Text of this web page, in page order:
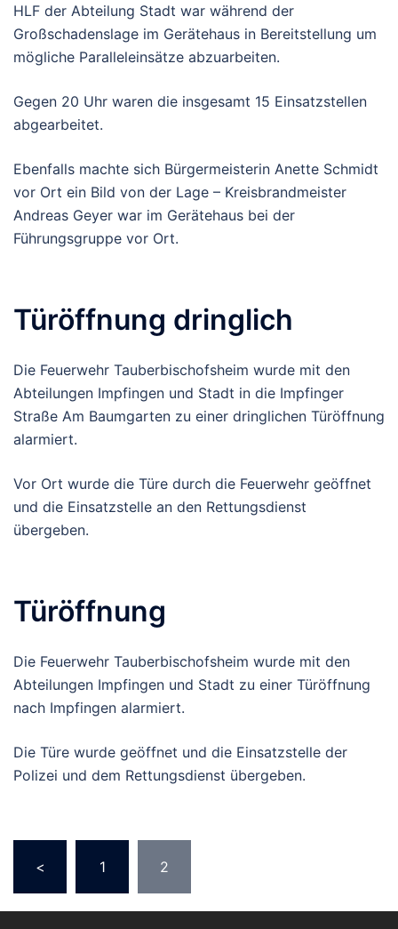
HLF der Abteilung Stadt war während der
Großschadenslage im Gerätehaus in Bereitstellung um
mögliche Paralleleinsätze abzuarbeiten.
Gegen 20 Uhr waren die insgesamt 15 Einsatzstellen
abgearbeitet.
Ebenfalls machte sich Bürgermeisterin Anette Schmidt
vor Ort ein Bild von der Lage – Kreisbrandmeister
Andreas Geyer war im Gerätehaus bei der
Führungsgruppe vor Ort.
Türöffnung dringlich
Die Feuerwehr Tauberbischofsheim wurde mit den
Abteilungen Impfingen und Stadt in die Impfinger
Straße Am Baumgarten zu einer dringlichen Türöffnung
alarmiert.
Vor Ort wurde die Türe durch die Feuerwehr geöffnet
und die Einsatzstelle an den Rettungsdienst
übergeben.
Türöffnung
Die Feuerwehr Tauberbischofsheim wurde mit den
Abteilungen Impfingen und Stadt zu einer Türöffnung
nach Impfingen alarmiert.
Die Türe wurde geöffnet und die Einsatzstelle der
Polizei und dem Rettungsdienst übergeben.
< 1 2